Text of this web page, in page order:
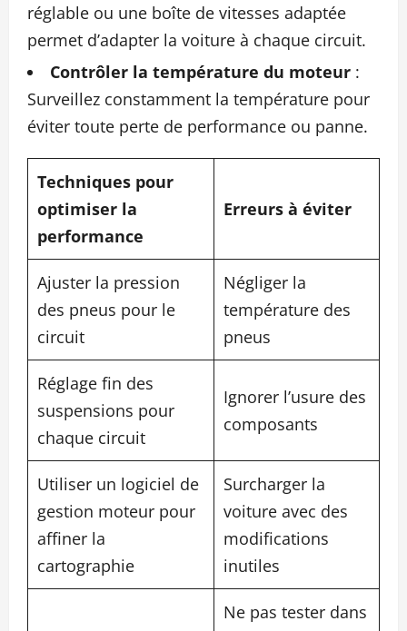
réglable ou une boîte de vitesses adaptée
permet d’adapter la voiture à chaque circuit.
Contrôler la température du moteur :
Surveillez constamment la température pour
éviter toute perte de performance ou panne.
Techniques pour
optimiser la
performance
Erreurs à éviter
Ajuster la pression
des pneus pour le
circuit
Négliger la
température des
pneus
Réglage fin des
suspensions pour
chaque circuit
Ignorer l’usure des
composants
Utiliser un logiciel de
gestion moteur pour
affiner la
cartographie
Surcharger la
voiture avec des
modifications
inutiles
Ne pas tester dans